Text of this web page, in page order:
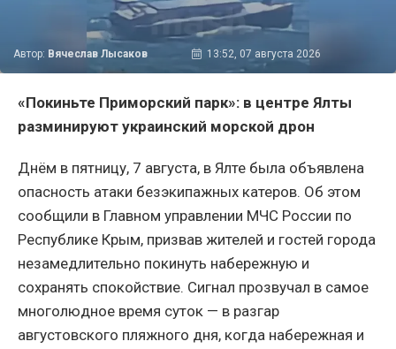
Автор: Вячеслав Лысаков 13:52, 07 августа 2026
«Покиньте Приморский парк»: в центре Ялты
разминируют украинский морской дрон
Днём в пятницу, 7 августа, в Ялте была объявлена
опасность атаки безэкипажных катеров. Об этом
сообщили в Главном управлении МЧС России по
Республике Крым, призвав жителей и гостей города
незамедлительно покинуть набережную и
сохранять спокойствие. Сигнал прозвучал в самое
многолюдное время суток — в разгар
августовского пляжного дня, когда набережная и